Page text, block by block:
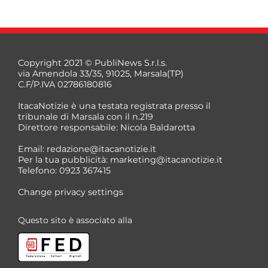
*
Copyright 2021 © PubliNews S.r.l.s.
via Amendola 33/35, 91025, Marsala(TP)
C.F/P.IVA 02786180816
ItacaNotizie è una testata registrata presso il
tribunale di Marsala con il n.219
Direttore responsabile: Nicola Baldarotta
Email: redazione@itacanotizie.it
Per la tua pubblicità: marketing@itacanotizie.it
Telefono: 0923 367415
Change privacy settings
Questo sito è associato alla